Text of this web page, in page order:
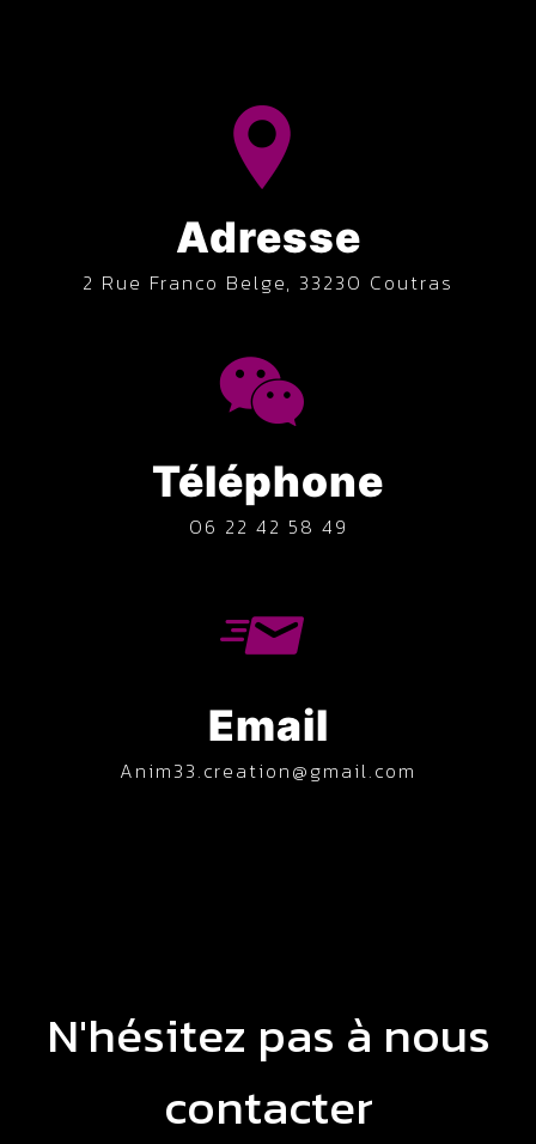
Adresse
2 Rue Franco Belge, 33230 Coutras
Téléphone
06 22 42 58 49
Email
anim33.creation@gmail.com
N'hésitez pas à nous
contacter